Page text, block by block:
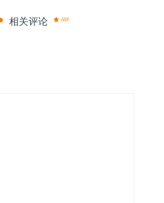
相关评论